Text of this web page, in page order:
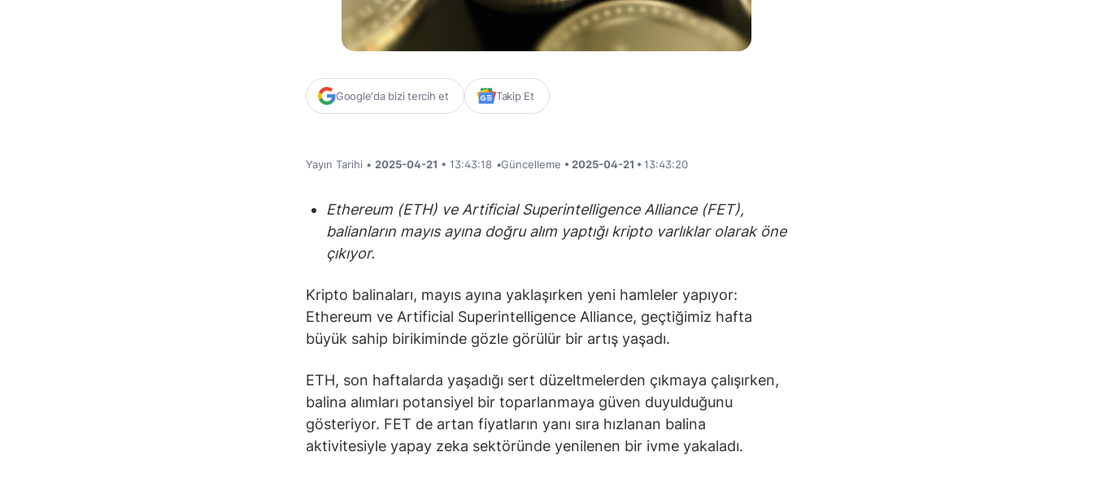
Google'da bizi tercih et Takip Et
Yayın Tarihi • 2025-04-21 • 13:43:18 •Güncelleme • 2025-04-21 • 13:43:20
Ethereum (ETH) ve Artificial Superintelligence Alliance (FET),
balianların mayıs ayına doğru alım yaptığı kripto varlıklar olarak öne
çıkıyor.
Kripto balinaları, mayıs ayına yaklaşırken yeni hamleler yapıyor:
Ethereum ve Artificial Superintelligence Alliance, geçtiğimiz hafta
büyük sahip birikiminde gözle görülür bir artış yaşadı.
ETH, son haftalarda yaşadığı sert düzeltmelerden çıkmaya çalışırken,
balina alımları potansiyel bir toparlanmaya güven duyulduğunu
gösteriyor. FET de artan fiyatların yanı sıra hızlanan balina
aktivitesiyle yapay zeka sektöründe yenilenen bir ivme yakaladı.